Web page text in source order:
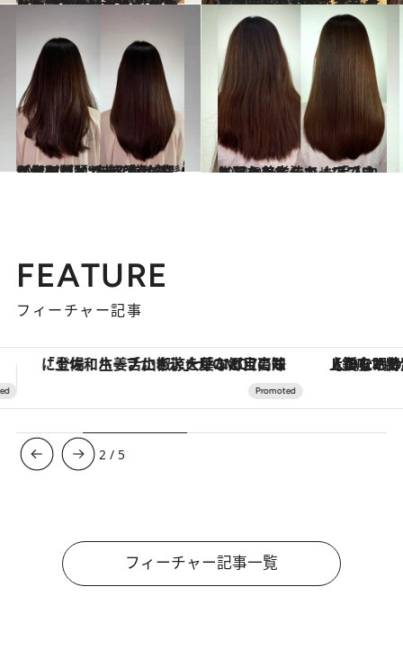
2022.9.18
エイジング世代ですが 世界的トレンドのハイライトカラーを 体験してみました
ビューティ＆ヘルス
2022.7.3
【髪のパサつき、広がりにお別れ】“利き手側の髪が傷む問題”を解決！ 答えはドライヤーの持ち方にあった
ビューティ＆ヘルス 2021.9.26
ヘアケアメーカーのプロに習った方法で お手入れしたら美髪をキープできました
ビューティ＆ヘルス
FEATURE
フィーチャー記事
【銀座で出合う最旬美容】美髪ケアや上質な眠り…セルフケアのアップデートから、特別な名入れギフトまで。大人のための「ReFa GINZA」クルーズ ヴァシュロン・コンスタンタ
3 / 5
フィーチャー記事一覧